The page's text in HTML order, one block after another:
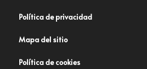
Política de privacidad
Mapa del sitio
Política de cookies